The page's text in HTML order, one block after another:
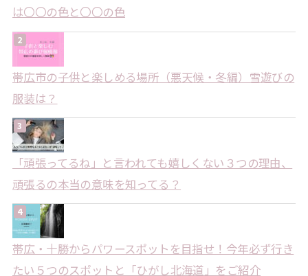
は〇〇の色と〇〇の色
帯広市の子供と楽しめる場所（悪天候・冬編）雪遊びの
服装は？
「頑張ってるね」と言われても嬉しくない３つの理由、
頑張るの本当の意味を知ってる？
帯広・十勝からパワースポットを目指せ！今年必ず行き
たい５つのスポットと「ひがし北海道」をご紹介